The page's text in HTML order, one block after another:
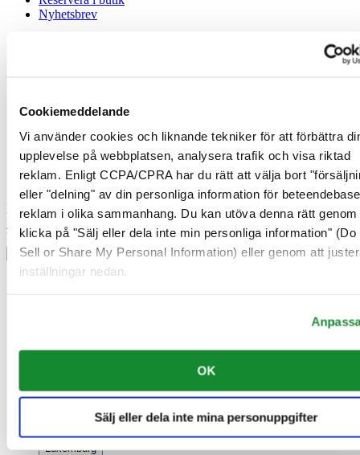
Cookiemeddelande
Vi använder cookies och liknande tekniker för att förbättra
upplevelse på webbplatsen, analysera trafik och visa riktad
reklam. Enligt CCPA/CPRA har du rätt att välja bort
eller "delning" av din personliga information för
reklam i olika sammanhang. Du kan utöva denna rätt genom
klicka på "Sälj eller dela inte min personliga information" (Do
Sell or Share My Personal Information) eller genom att
inställningar nedan.
OK
Sälj eller dela inte mina personuppgifter
Nyhetsbrev
Cookiemeddelande
Ångerrätt / Frånträde av avtal
Gå med i Certina Klubben
Registrera dig för att få exklusiv information
Bli medlem
Välj land/region
Språkväljare
English
简体中文
Luxemburg